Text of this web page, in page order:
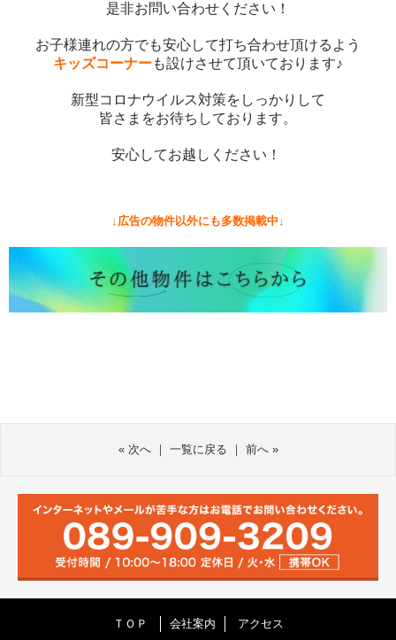
是非お問い合わせください！
お子様連れの方でも安心して打ち合わせ頂けるよう
キッズコーナーも設けさせて頂いております♪
新型コロナウイルス対策をしっかりして
皆さまをお待ちしております。
安心してお越しください！
↓広告の物件以外にも多数掲載中↓
« 次へ｜ 一覧に戻る ｜ 前へ»
ＴＯＰ 会社案内 アクセス